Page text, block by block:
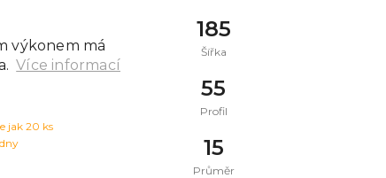
výkonem má
Více informací
jak 20 ks
185
Šířka
55
Profil
15
Průměr